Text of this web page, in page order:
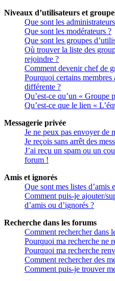
Niveaux d’utilisateurs et
Que sont les
Que sont les modérateurs ?
Que sont les groupes
Où trouver la liste des
rejoindre ?
Comment devenir chef de
Pourquoi certains membres
différente ?
Qu’est-ce qu’un « Groupe
Qu’est-ce que le lien «
Messagerie privée
Je ne peux pas envoyer de
Je reçois sans arrêt des
J’ai reçu un spam ou un
forum !
Amis et ignorés
Que sont mes listes d’amis
Comment puis-je ajouter/
d’amis ou d’ignorés ?
Recherche dans les forums
Comment rechercher dans
Pourquoi ma recherche ne
Pourquoi ma recherche
Comment rechercher des
Comment puis-je trouver